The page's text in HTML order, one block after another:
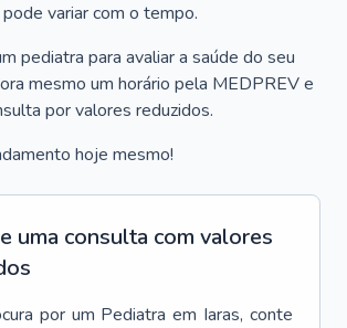
variar com o tempo.
pediatra para avaliar a saúde do seu
mesmo um horário pela MEDPREV e
por valores reduzidos.
hoje mesmo!
uma consulta com valores
por um Pediatra em Iaras, conte